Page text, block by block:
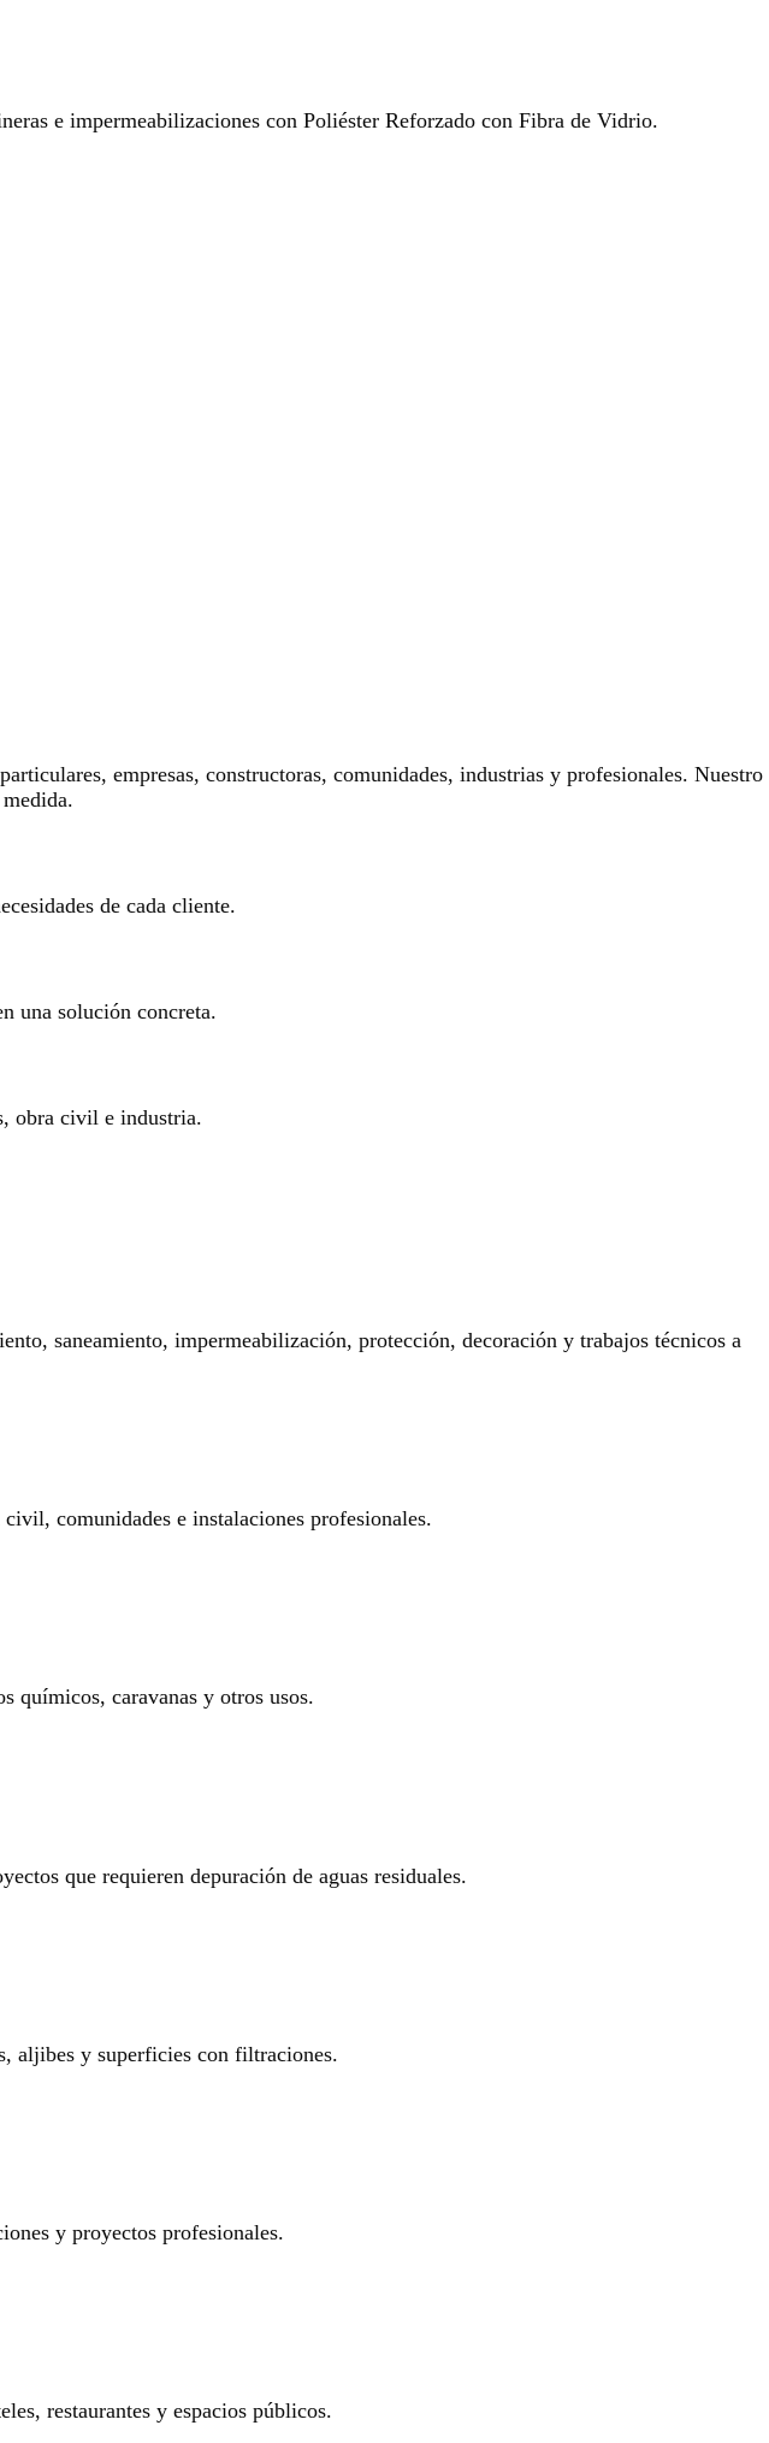
e impermeabilizaciones con Poliéster Reforzado con Fibra de Vidrio.
empresas, constructoras, comunidades, industrias y profesionales. Nuestro
de cada cliente.
una solución concreta.
obra civil e industria.
saneamiento, impermeabilización, protección, decoración y trabajos técnicos a
comunidades e instalaciones profesionales.
químicos, caravanas y otros usos.
que requieren depuración de aguas residuales.
aljibes y superficies con filtraciones.
y proyectos profesionales.
restaurantes y espacios públicos.